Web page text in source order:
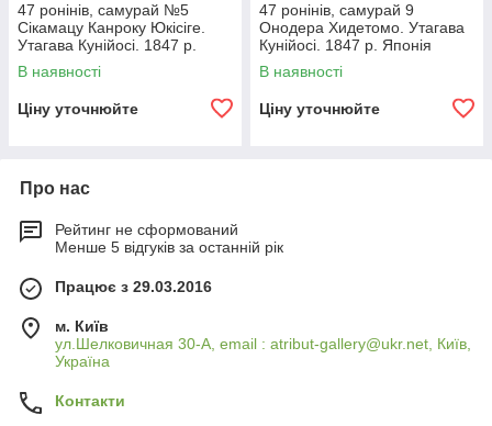
47 ронінів, самурай №5
Сікамацу Канроку Юкісіге.
Утагава Кунійосі. 1847 р.
Японія гравюра
В наявності
Ціну уточнюйте
47 ронінів, самурай 9
Онодера Хидетомо. Утагава
Кунійосі. 1847 р. Японія
гравюру
В наявності
Ціну уточнюйте
Про нас
Рейтинг не сформований
Менше 5 відгуків за останній рік
Працює з 29.03.2016
м. Київ
ул.Шелковичная 30-А, email : atribut-gallery@ukr.net, Київ,
Україна
Контакти